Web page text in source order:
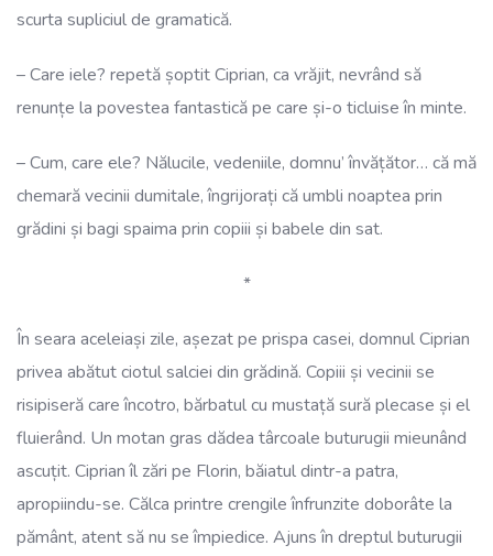
scurta supliciul de gramatică.
– Care iele? repetă șoptit Ciprian, ca vrăjit, nevrând să
renunțe la povestea fantastică pe care și-o ticluise în minte.
– Cum, care ele? Nălucile, vedeniile, domnu’ învățător… că mă
chemară vecinii dumitale, îngrijorați că umbli noaptea prin
grădini și bagi spaima prin copiii și babele din sat.
*
În seara aceleiași zile, așezat pe prispa casei, domnul Ciprian
privea abătut ciotul salciei din grădină. Copiii și vecinii se
risipiseră care încotro, bărbatul cu mustață sură plecase și el
fluierând. Un motan gras dădea târcoale buturugii mieunând
ascuțit. Ciprian îl zări pe Florin, băiatul dintr-a patra,
apropiindu-se. Călca printre crengile înfrunzite doborâte la
pământ, atent să nu se împiedice. Ajuns în dreptul buturugii